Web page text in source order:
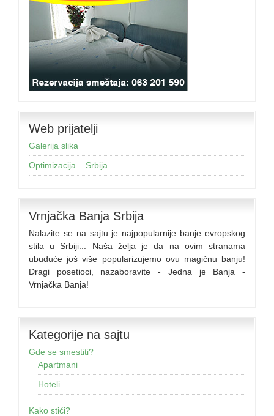
Web prijatelji
Galerija slika
Optimizacija – Srbija
Vrnjačka Banja Srbija
Nalazite se na sajtu je najpopularnije banje evropskog
stila u Srbiji... Naša želja je da na ovim stranama
ubuduće još više popularizujemo ovu magičnu banju!
Dragi posetioci, nazaboravite - Jedna je Banja -
Vrnjačka Banja!
Kategorije na sajtu
Gde se smestiti?
Apartmani
Hoteli
Kako stići?